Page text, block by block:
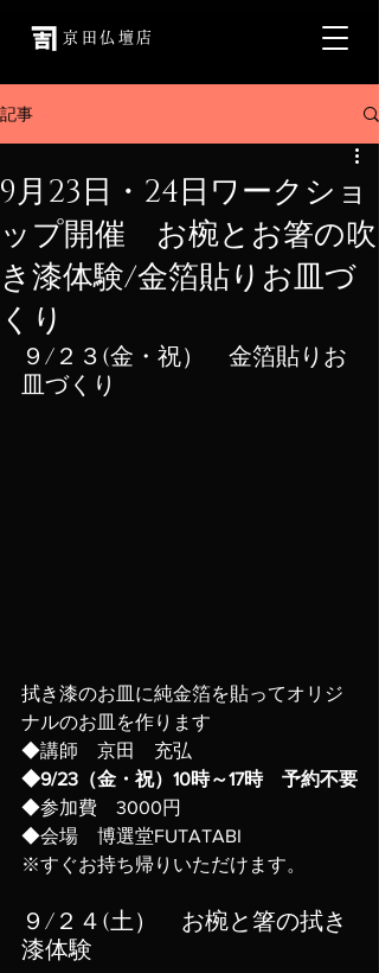
京田仏壇店
記事
9月23日・24日ワークショ
ップ開催 お椀とお箸の吹
き漆体験/金箔貼りお皿づ
くり
９/２３(金・祝）　金箔貼りお
皿づくり
拭き漆のお皿に純金箔を貼ってオリジ
ナルのお皿を作ります
◆講師　京田　充弘
◆9/23（金・祝）10時～17時　予約不要
◆参加費　3000円
◆会場　博選堂FUTATABI
※すぐお持ち帰りいただけます。
９/２４(土）　お椀と箸の拭き
漆体験